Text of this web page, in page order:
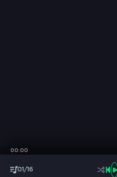
01/16
00:00